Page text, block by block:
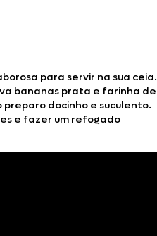
para servir na sua ceia.
bananas prata e farinha de
preparo docinho e suculento.
e fazer um refogado